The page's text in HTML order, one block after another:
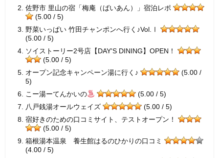
佐野市 里山の宿「梅庵（ばいあん）」宿泊レポ
(5.00 / 5)
野菜いっぱい 竹田チャンポンへ行く♪Vol.Ⅰ
(5.00 / 5)
ソイストーリー2号店【DAY'S DINING】OPEN！
(5.00 / 5)
オープン記念キャンペーン湯に行く♪
(5.00 /
5)
こー湯ーてんかいの
(5.00 / 5)
八戸銭湯オールウェイズ
(5.00 / 5)
宿好きのための口コミサイト、テストオープン！
(5.00 / 5)
箱根湯本温泉 養生館はるのひかりの口コミ
(4.00 / 5)